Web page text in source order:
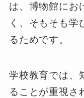
は、博物館にお
く、そもそも学
るためです。
学校教育では、
ることが重視さ